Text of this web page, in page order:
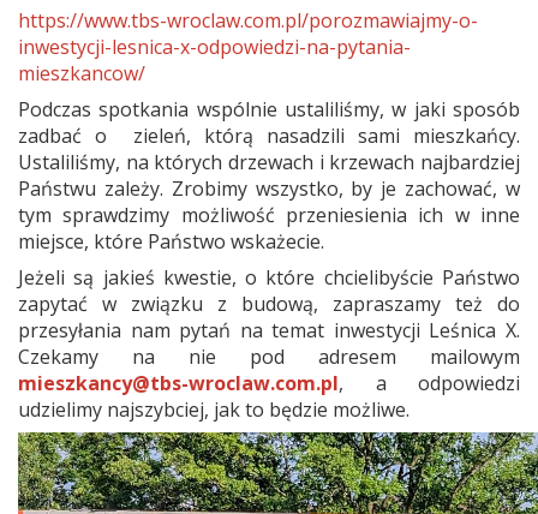
https://www.tbs-wroclaw.com.pl/porozmawiajmy-o-
inwestycji-lesnica-x-odpowiedzi-na-pytania-
mieszkancow/
Podczas spotkania wspólnie ustaliliśmy, w jaki sposób
zadbać o zieleń, którą nasadzili sami mieszkańcy.
Ustaliliśmy, na których drzewach i krzewach najbardziej
Państwu zależy. Zrobimy wszystko, by je zachować, w
tym sprawdzimy możliwość przeniesienia ich w inne
miejsce, które Państwo wskażecie.
Jeżeli są jakieś kwestie, o które chcielibyście Państwo
zapytać w związku z budową, zapraszamy też do
przesyłania nam pytań na temat inwestycji Leśnica X.
Czekamy na nie pod adresem mailowym
mieszkancy@tbs-wroclaw.com.pl, a odpowiedzi
udzielimy najszybciej, jak to będzie możliwe.